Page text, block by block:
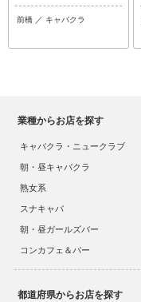
前橋 ／ キャバクラ
業種からお店を探す
キャバクラ・ニュークラブ
朝・昼キャバクラ
熟女系
スナキャバ
朝・昼ガールズバー
コンカフェ＆バー
都道府県からお店を探す